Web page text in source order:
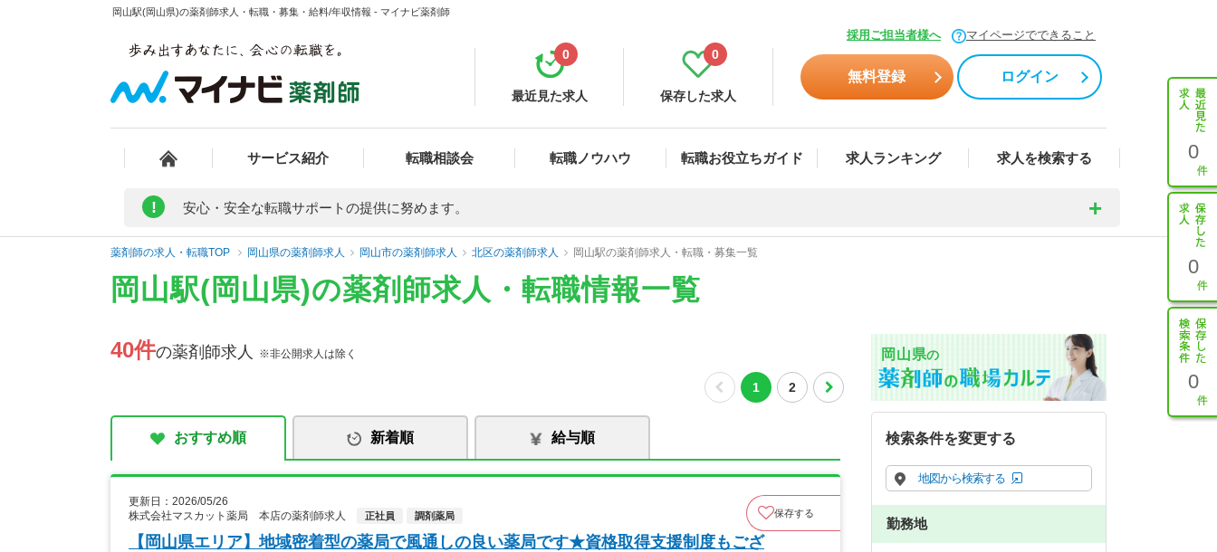
岡山駅(岡山県)の薬剤師求人・転職・募集・給料/年収情報 - マイナビ薬剤師
採用ご担当者様へ マイページでできること
最近見た求人
0
保存した求人
0
無料登録 ログイン
サービス紹介 転職相談会 転職ノウハウ 転職お役立ちガイド 求人ランキング 求人を検索する 0
0
0
! 安心・安全な転職サポートの提供に努めます。
薬剤師の求人・転職TOP 岡山県の薬剤師求人 岡山市の薬剤師求人 北区の薬剤師求人 岡山駅の薬剤師求人・転職・募集一覧
岡山駅(岡山県)の薬剤師求人・転職情報一覧
40件の薬剤師求人 ※非公開求人は除く
1 2
おすすめ順 新着順 給与順
更新日：2026/05/26
株式会社マスカット薬局 本店の薬剤師求人
正社員 調剤薬局 保存する
【岡山県エリア】地域密着型の薬局で風通しの良い薬局です★資格取得支援制度もござ
岡山県の
検索条件を変更する
地図から検索する
勤務地